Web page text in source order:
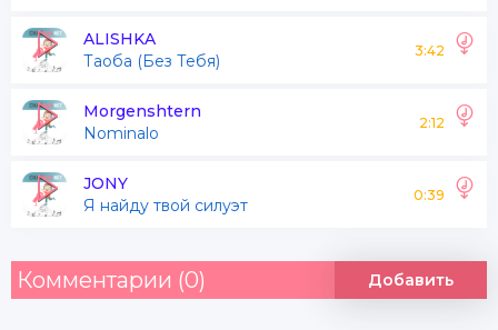
ALISHKA
Таоба (Без Тебя)
3:42
Morgenshtern
Nominalo
2:12
JONY
Я найду твой силуэт
0:39
Комментарии (0) Добавить